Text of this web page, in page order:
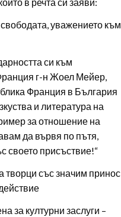
в речта си заяви:
уважението към
си към
г-н Жоел Мейер,
Франция в България
и литература на
за отношение на
да вървя по пътя,
своето присъствие!“
творци със значим принос
за културни заслуги –